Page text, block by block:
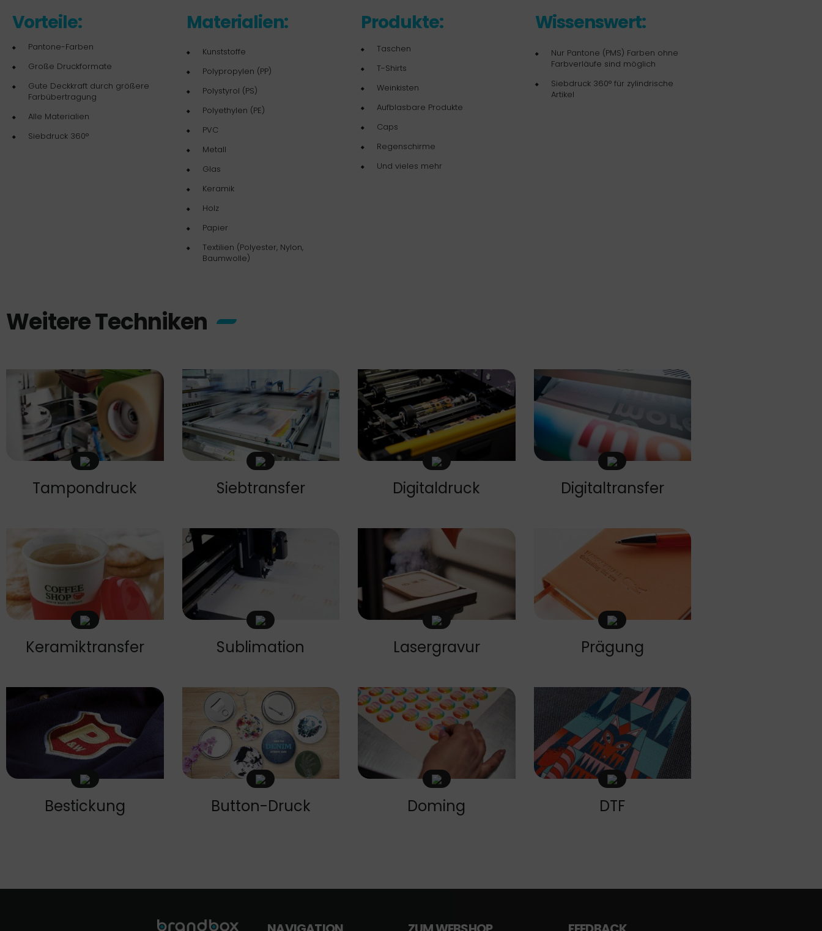
Vorteile:
Pantone-Farben
Große Druckformate
Gute Deckkraft durch größere
Farbübertragung
Alle Materialien
Siebdruck 360°
Materialien:
Kunststoffe
Polypropylen (PP)
Polystyrol (PS)
Polyethylen (PE)
PVC
Metall
Glas
Keramik
Holz
Papier
Textilien (Polyester, Nylon,
Baumwolle)
Produkte:
Taschen
T-Shirts
Weinkisten
Aufblasbare Produkte
Caps
Regenschirme
Und vieles mehr
Wissenswert:
Nur Pantone (PMS) Farben ohne
Farbverläufe sind möglich
Siebdruck 360° für zylindrische
Artikel
Weitere Techniken
Tampondruck Siebtransfer Digitaldruck Digitaltransfer
Keramiktransfer Sublimation Lasergravur Prägung
Bestickung Button-Druck Doming DTF